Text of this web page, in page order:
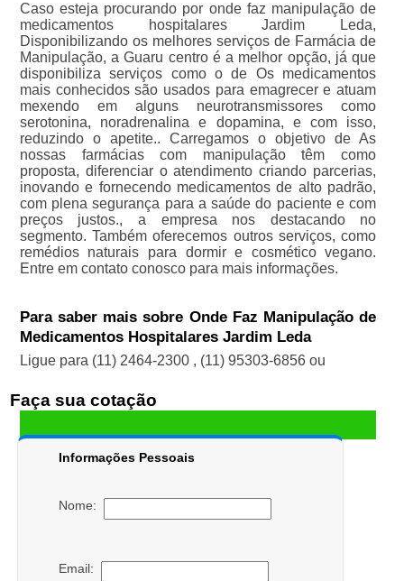
Caso esteja procurando por onde faz manipulação de
medicamentos hospitalares Jardim Leda,
Disponibilizando os melhores serviços de Farmácia de
Manipulação, a Guaru centro é a melhor opção, já que
disponibiliza serviços como o de Os medicamentos
mais conhecidos são usados para emagrecer e atuam
mexendo em alguns neurotransmissores como
serotonina, noradrenalina e dopamina, e com isso,
reduzindo o apetite.. Carregamos o objetivo de As
nossas farmácias com manipulação têm como
proposta, diferenciar o atendimento criando parcerias,
inovando e fornecendo medicamentos de alto padrão,
com plena segurança para a saúde do paciente e com
preços justos., a empresa nos destacando no
segmento. Também oferecemos outros serviços, como
remédios naturais para dormir e cosmético vegano.
Entre em contato conosco para mais informações.
Para saber mais sobre Onde Faz Manipulação de
Medicamentos Hospitalares Jardim Leda
Ligue para (11) 2464-2300 , (11) 95303-6856 ou
Faça sua cotação
Informações Pessoais
Nome:
Email: